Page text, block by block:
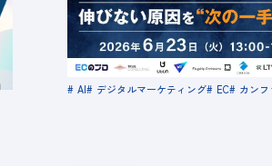
定員数：999名
金額：無料
場所：オンライン
AI デジタルマーケティング EC カン